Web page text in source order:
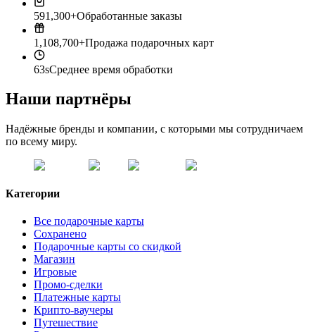
591,300+Обработанные заказы
1,108,700+Продажа подарочных карт
63sСреднее время обработки
Наши партнёры
Надёжные бренды и компании, с которыми мы сотрудничаем
по всему миру.
Категории
Все подарочные карты
Сохранено
Подарочные карты со скидкой
Магазин
Игровые
Промо-сделки
Платежные карты
Крипто-ваучеры
Путешествие